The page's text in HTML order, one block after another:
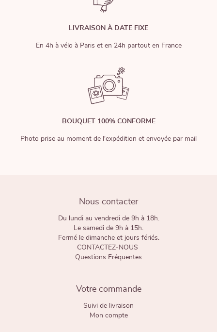
LIVRAISON À DATE FIXE
En 4h à vélo à Paris et en 24h partout en France
BOUQUET 100% CONFORME
Photo prise au moment de l'expédition et envoyée par mail
Nous contacter
Du lundi au vendredi de 9h à 18h.
Le samedi de 9h à 15h.
Fermé le dimanche et jours fériés.
CONTACTEZ-NOUS
Questions Fréquentes
Votre commande
Suivi de livraison
Mon compte